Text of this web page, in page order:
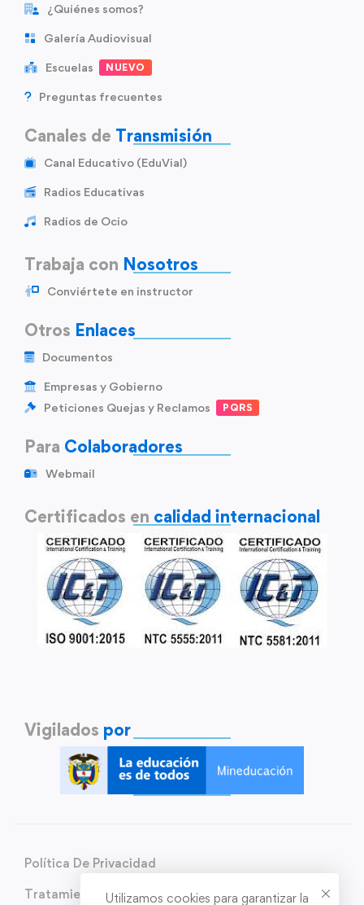
¿Quiénes somos?
Galería Audiovisual
Escuelas NUEVO
Preguntas frecuentes
Canales de Transmisión
Canal Educativo (EduVial)
Radios Educativas
Radios de Ocio
Trabaja con Nosotros
Conviértete en instructor
Otros Enlaces
Documentos
Empresas y Gobierno
Peticiones Quejas y Reclamos
PQRS
Para Colaboradores
Webmail
Certificados en calidad internacional
Vigilados por
Política De Privacidad
Tratamiento de Datos Personales
Utilizamos cookies para garantizar la